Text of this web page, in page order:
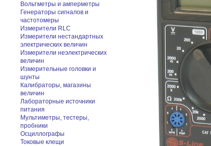
Вольтметры и амперметры
Генераторы сигналов и
частотомеры
Измерители RLC
Измерители нестандартных
электрических величин
Измерители неэлектрических
величин
Измерительные головки и
шунты
Калибраторы, магазины
величин
Лабораторные источники
питания
Мультиметры, тестеры,
пробники
Осциллографы
Токовые клещи